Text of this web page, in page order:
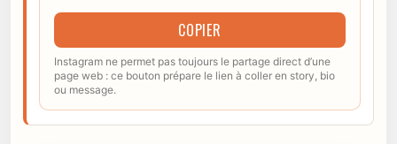
COPIER
Instagram ne permet pas toujours le partage direct d’une
page web : ce bouton prépare le lien à coller en story, bio
ou message.